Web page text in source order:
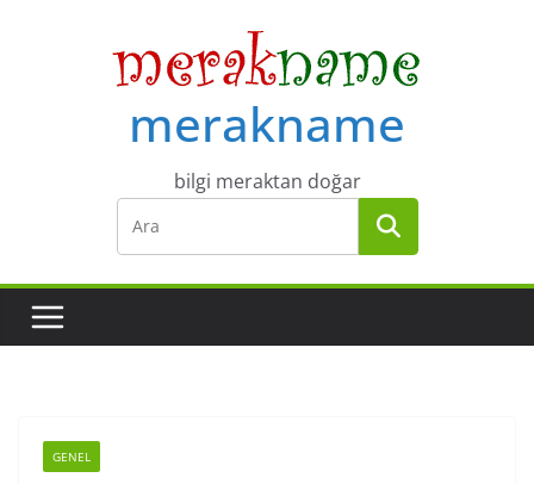
merakname
bilgi meraktan doğar
GENEL